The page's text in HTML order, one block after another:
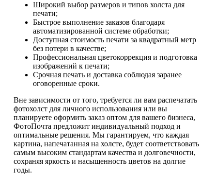
Широкий выбор размеров и типов холста для
печати;
Быстрое выполнение заказов благодаря
автоматизированной системе обработки;
Доступная стоимость печати за квадратный метр
без потери в качестве;
Профессиональная цветокоррекция и подготовка
изображений к печати;
Срочная печать и доставка соблюдая заранее
оговоренные сроки.
Вне зависимости от того, требуется ли вам распечатать
фотохолст для личного использования или вы
планируете оформить заказ оптом для вашего бизнеса,
ФотоПочта предложит индивидуальный подход и
оптимальные решения. Мы гарантируем, что каждая
картина, напечатанная на холсте, будет соответствовать
самым высоким стандартам качества и долговечности,
сохраняя яркость и насыщенность цветов на долгие
годы.